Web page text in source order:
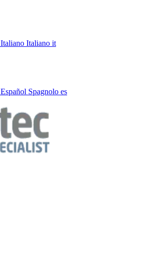
Italiano Italiano it
Español Spagnolo es